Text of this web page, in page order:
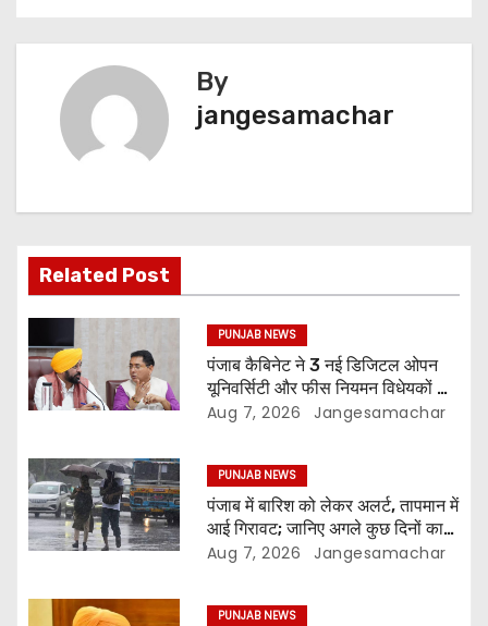
By
jangesamachar
Related Post
PUNJAB NEWS
पंजाब कैबिनेट ने 3 नई डिजिटल ओपन
यूनिवर्सिटी और फीस नियमन विधेयकों को
दी मंजूरी
Aug 7, 2026 Jangesamachar
PUNJAB NEWS
पंजाब में बारिश को लेकर अलर्ट, तापमान में
आई गिरावट; जानिए अगले कुछ दिनों का
मौसम
Aug 7, 2026 Jangesamachar
PUNJAB NEWS